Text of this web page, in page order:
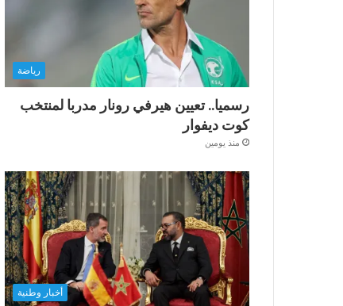
رياضة
رسميا.. تعيين هيرفي رونار مدربا لمنتخب
كوت ديفوار
منذ يومين
أخبار وطنية